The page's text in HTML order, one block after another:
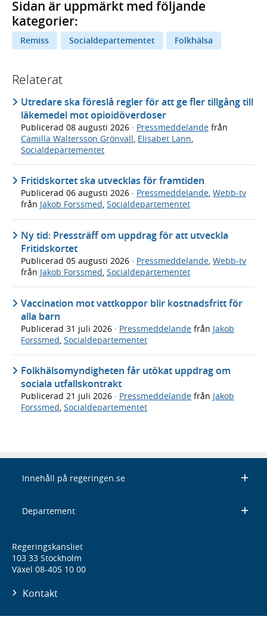
Sidan är uppmärkt med följande
kategorier:
Remiss Socialdepartementet Folkhälsa
Relaterat
Utredare ska föreslå regler för att ge fler tillgång till
läkemedel mot opioidöverdoser
Publicerad 08 augusti 2026 · Pressmeddelande från
Camilla Waltersson Grönvall Elisabet Lann
Socialdepartementet
Fritidskortet ska utvecklas för framtiden
Publicerad 06 augusti 2026 · Pressmeddelande, Webb-tv
från Jakob Forssmed, Socialdepartementet
Ny tid: Pressträff om uppdrag för att utveckla
Fritidskortet
Publicerad 05 augusti 2026 · Pressmeddelande, Webb-tv
från Jakob Forssmed, Socialdepartementet
Vaccination mot vattkoppor blir kostnadsfritt för
alla barn
Publicerad 31 juli 2026 · Pressmeddelande från Jakob
Forssmed Socialdepartementet
Folkhälsomyndigheten får utökat uppdrag om
sociala utfallskontrakt
Publicerad 21 juli 2026 · Pressmeddelande från Jakob
Forssmed, Socialdepartementet
Innehåll på regeringen.se
Departement
Regeringskansliet
103 33 Stockholm
Växel 08-405 10 00
Kontakt